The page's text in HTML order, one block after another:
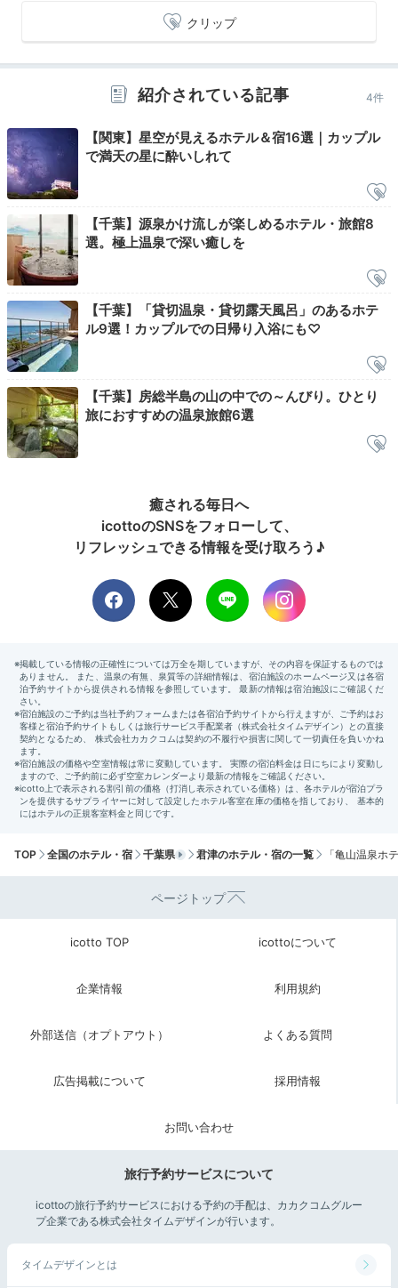
クリップ
紹介されている記事 4件
【関東】星空が見えるホテル＆宿16選｜カップル
で満天の星に酔いしれて
【千葉】源泉かけ流しが楽しめるホテル・旅館8
選。極上温泉で深い癒しを
【千葉】「貸切温泉・貸切露天風呂」のあるホテ
ル9選！カップルでの日帰り入浴にも♡
【千葉】房総半島の山の中での～んびり。ひとり
旅におすすめの温泉旅館6選
癒される毎日へ
icottoのSNSをフォローして、
リフレッシュできる情報を受け取ろう♪
TOP 全国のホテル・宿 千葉県 君津のホテル・宿の一覧 「亀山温泉ホ
ページトップ
icotto TOP icottoについて
企業情報 利用規約
外部送信（オプトアウト） よくある質問
広告掲載について 採用情報
お問い合わせ
旅行予約サービスについて
icottoの旅行予約サービスにおける予約の手配は、カカクコムグルー
プ企業である株式会社タイムデザインが行います。
タイムデザインとは